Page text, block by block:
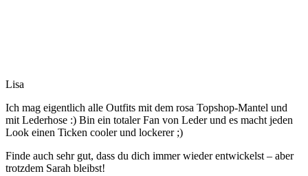
Lisa
Ich mag eigentlich alle Outfits mit dem rosa Topshop-Mantel und
mit Lederhose :) Bin ein totaler Fan von Leder und es macht jeden
Look einen Ticken cooler und lockerer ;)
Finde auch sehr gut, dass du dich immer wieder entwickelst – aber
trotzdem Sarah bleibst!